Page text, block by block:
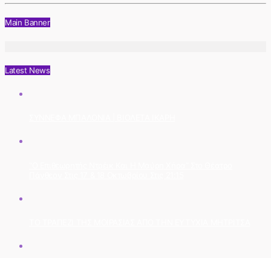
Main Banner
Latest News